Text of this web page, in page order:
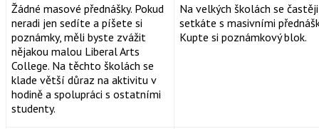
Žádné masové přednášky. Pokud
neradi jen sedíte a píšete si
poznámky, měli byste zvážit
nějakou malou Liberal Arts
College. Na těchto školách se
klade větší důraz na aktivitu v
hodině a spolupráci s ostatními
studenty.
Na velkých školách se častěji
setkáte s masivními
Kupte si poznámkový blok.